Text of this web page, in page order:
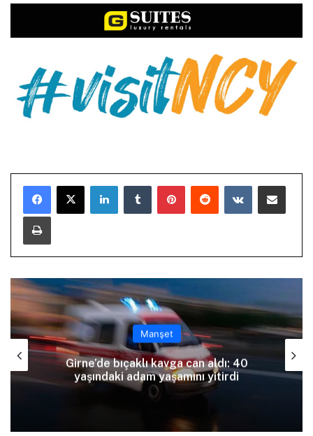
LinkedInTumblr PinterestReddit VKontakteE-Posta ile paylaş
Yazdır
Manşet
Girne’de bıçaklı kavga can aldı: 40
yaşındaki adam yaşamını yitirdi